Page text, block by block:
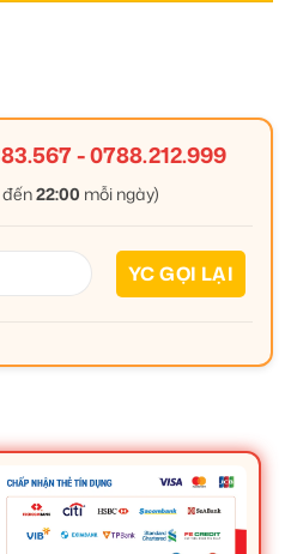
-0788.212.999
đến22:00 mỗi ngày)